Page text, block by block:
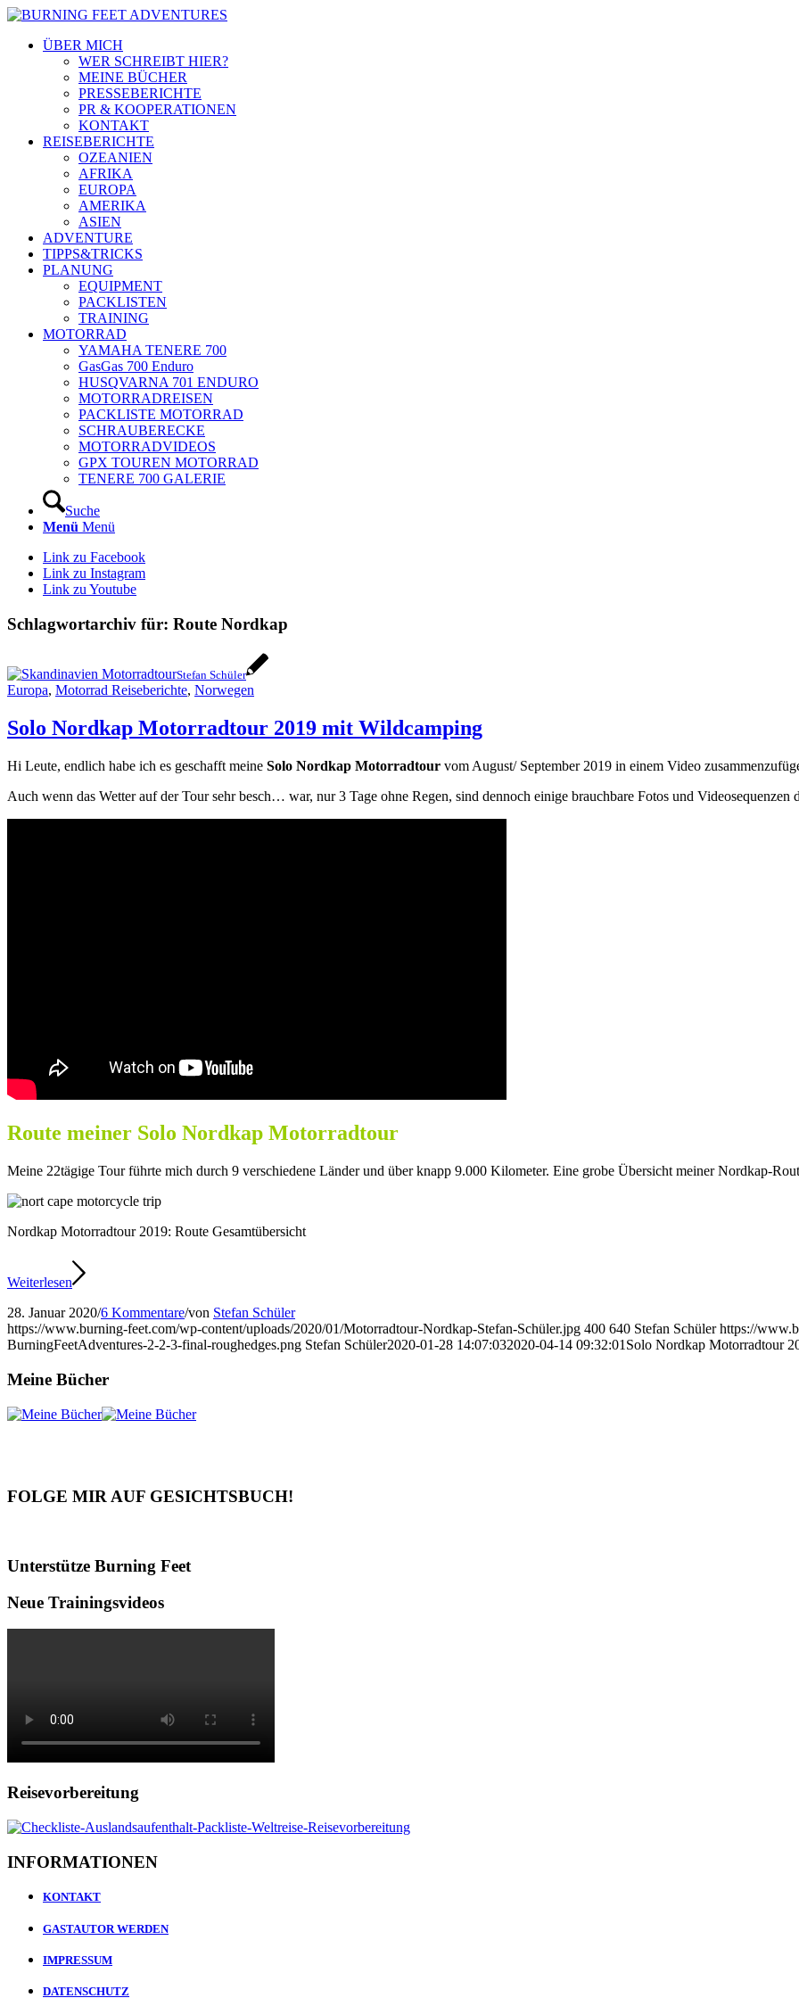
ÜBER MICH
WER SCHREIBT HIER?
MEINE BÜCHER
PRESSEBERICHTE
PR & KOOPERATIONEN
KONTAKT
REISEBERICHTE
OZEANIEN
AFRIKA
EUROPA
AMERIKA
ASIEN
ADVENTURE
TIPPS&TRICKS
PLANUNG
EQUIPMENT
PACKLISTEN
TRAINING
MOTORRAD
YAMAHA TENERE 700
GasGas 700 Enduro
HUSQVARNA 701 ENDURO
MOTORRADREISEN
PACKLISTE MOTORRAD
SCHRAUBERECKE
MOTORRADVIDEOS
GPX TOUREN MOTORRAD
TENERE 700 GALERIE
Suche
Menü Menü
Link zu Facebook
Link zu Instagram
Link zu Youtube
Schlagwortarchiv für: Route Nordkap
Stefan Schüler
Europa, Motorrad Reiseberichte, Norwegen
Solo Nordkap Motorradtour 2019 mit Wildcamping
Hi Leute, endlich habe ich es geschafft meine Solo Nordkap Motorradtour vom August/ September 2019 in einem Video
Auch wenn das Wetter auf der Tour sehr besch… war, nur 3 Tage ohne Regen, sind dennoch einige brauchbare Fotos und Videosequenzen
Route meiner Solo Nordkap Motorradtour
Meine 22tägige Tour führte mich durch 9 verschiedene Länder und über knapp 9.000 Kilometer. Eine grobe Übersicht meiner Nordkap-
Nordkap Motorradtour 2019: Route Gesamtübersicht
Weiterlesen
28. Januar 2020/6 Kommentare/von Stefan Schüler
https://www.burning-feet.com/wp-content/uploads/2020/01/Motorradtour-Nordkap-Stefan-Schüler.jpg 400 640 Stefan Schüler https://
BurningFeetAdventures-2-2-3-final-roughedges.png Stefan Schüler2020-01-28 14:07:032020-04-14 09:32:01 Solo Nordkap Motorradtour
Meine Bücher
FOLGE MIR AUF GESICHTSBUCH!
Unterstütze Burning Feet
Neue Trainingsvideos
Reisevorbereitung
INFORMATIONEN
KONTAKT
GASTAUTOR WERDEN
IMPRESSUM
DATENSCHUTZ